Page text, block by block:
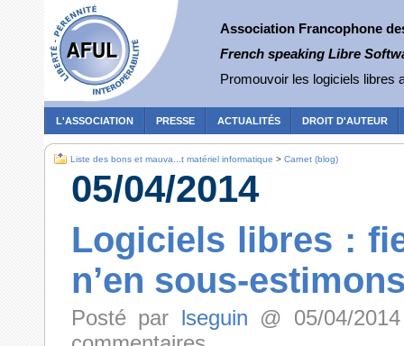
Association Francophone
French speaking Libre
Promouvoir les logiciels libres
L'ASSOCIATION PRESSE ACTUALITÉS DROIT D'AUTEUR
Liste des bons et mauva...t matériel informatique > Carnet (blog)
05/04/2014
Logiciels libres :
n’en sous-
Posté par lseguin @ 05/04/